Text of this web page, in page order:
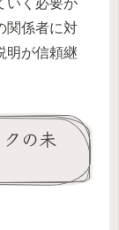
関係者に対
明が信頼継
の未